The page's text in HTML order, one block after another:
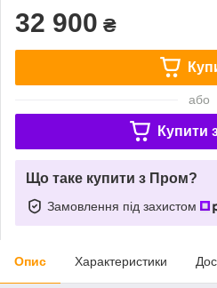
32 900 ₴
або
Купити
Що таке купити з Пром?
Замовлення під захистом
Опис Характеристики